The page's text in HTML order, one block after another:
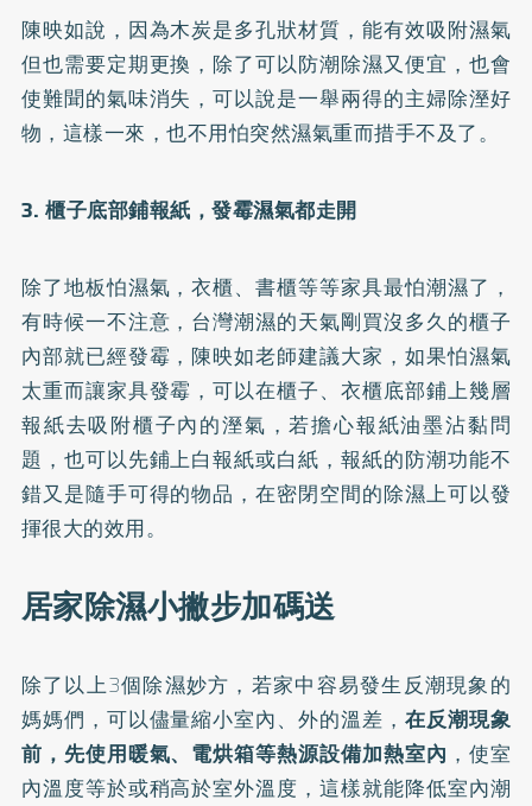
陳映如說，因為木炭是多孔狀材質，能有效吸附濕氣
但也需要定期更換，除了可以防潮除濕又便宜，也會
使難聞的氣味消失，可以說是一舉兩得的主婦除溼好
物，這樣一來，也不用怕突然濕氣重而措手不及了。
3. 櫃子底部鋪報紙，發霉濕氣都走開
除了地板怕濕氣，衣櫃、書櫃等等家具最怕潮濕了，
有時候一不注意，台灣潮濕的天氣剛買沒多久的櫃子
內部就已經發霉，陳映如老師建議大家，如果怕濕氣
太重而讓家具發霉，可以在櫃子、衣櫃底部鋪上幾層
報紙去吸附櫃子內的溼氣，若擔心報紙油墨沾黏問
題，也可以先鋪上白報紙或白紙，報紙的防潮功能不
錯又是隨手可得的物品，在密閉空間的除濕上可以發
揮很大的效用。
居家除濕小撇步加碼送
除了以上3個除濕妙方，若家中容易發生反潮現象的
媽媽們，可以儘量縮小室內、外的溫差， 在反潮現象
前，先使用暖氣、電烘箱等熱源設備加熱室內 ，使室
內溫度等於或稍高於室外溫度，這樣就能降低室內潮